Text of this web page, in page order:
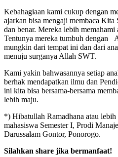
Kebahagiaan kami cukup dengan
ajarkan bisa mengaji membaca
dan benar. Mereka lebih memahami
Tentunya mereka tumbuh dengan
mungkin dari tempat ini dan dari
menuju surganya Allah SWT.
Kami yakin bahwasannya setiap
berhak mendapatkan ilmu dan
ini kita bisa bersama-bersama
lebih maju.
*) Hibatullah Ramadhana atau
mahasiswa Semester I, Prodi
Darussalam Gontor, Ponorogo.
Silahkan share jika bermanfaat!